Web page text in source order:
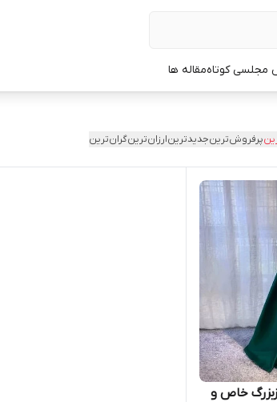
مجلسی کوتاهمقاله ها
پرفروش‌ترینجدیدترینارزان‌ترینگران‌ترین
خاص و